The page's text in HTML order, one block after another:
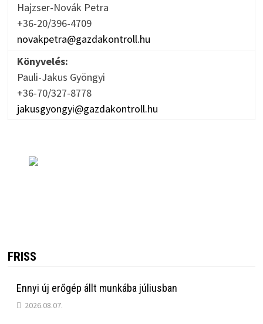
Hajzser-Novák Petra
+36-20/396-4709
novakpetra@gazdakontroll.hu
Könyvelés:
Pauli-Jakus Gyöngyi
+36-70/327-8778
jakusgyongyi@gazdakontroll.hu
FRISS
Ennyi új erőgép állt munkába júliusban
2026.08.07.